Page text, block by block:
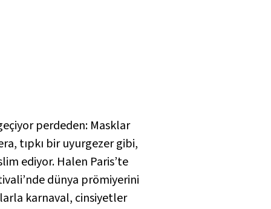
perdeden: Masklar
tıpkı bir uyurgezer gibi,
ediyor. Halen Paris’te
dünya prömiyerini
karnaval, cinsiyetler